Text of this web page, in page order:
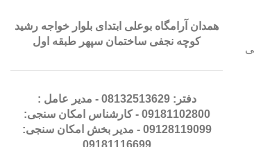
همدان آرامگاه بوعلی ابتدای بلوار خواجه رشید
کوچه نجفی ساختمان سپهر طبقه اول
دفتر: 08132513629 - مدیر عامل :
09181102800 -
کارشناس امکان سنجی:
09128119099 - مدیر بخش امکان سنجی:
09181116699